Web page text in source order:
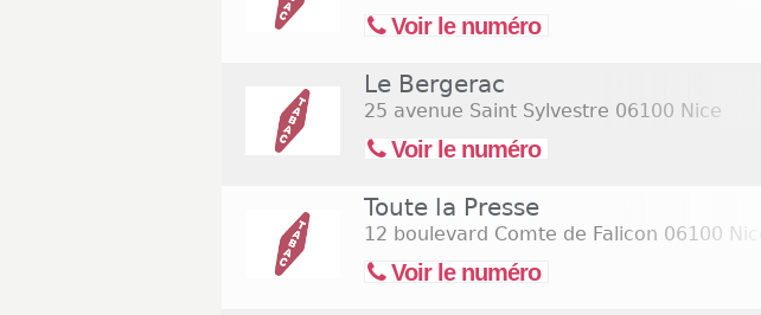
Voir le numéro
Le Bergerac
25 avenue Saint Sylvestre 06100 Nice
Voir le numéro
Toute la Presse
12 boulevard Comte de Falicon 06100 Nice
Voir le numéro